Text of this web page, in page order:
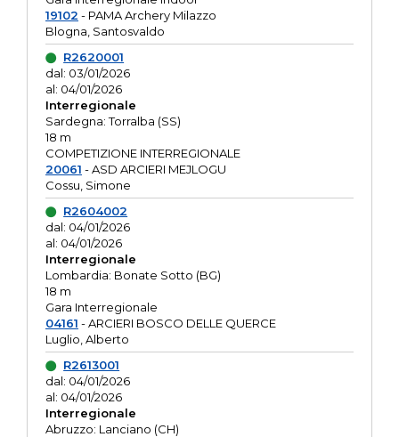
19102 - PAMA Archery Milazzo
Blogna, Santosvaldo
R2620001
dal: 03/01/2026
al: 04/01/2026
Interregionale
Sardegna: Torralba (SS)
18 m
COMPETIZIONE INTERREGIONALE
20061 - ASD ARCIERI MEJLOGU
Cossu, Simone
R2604002
dal: 04/01/2026
al: 04/01/2026
Interregionale
Lombardia: Bonate Sotto (BG)
18 m
Gara Interregionale
04161 - ARCIERI BOSCO DELLE QUERCE
Luglio, Alberto
R2613001
dal: 04/01/2026
al: 04/01/2026
Interregionale
Abruzzo: Lanciano (CH)